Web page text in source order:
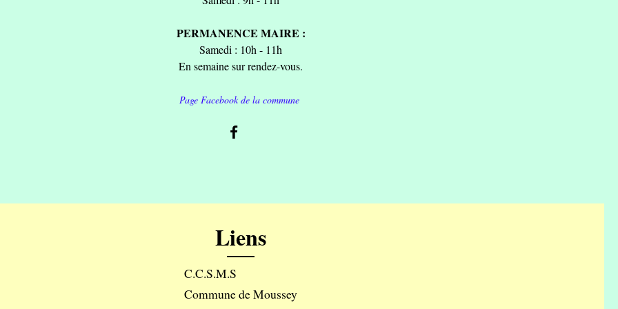
PERMANENCE MAIRE :
Samedi : 10h - 11h
En semaine sur rendez-vous.
Page Facebook de la commune
Liens
C.C.S.M.S
Commune de Moussey